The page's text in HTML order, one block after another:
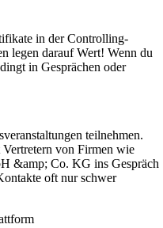
in der Controlling-
legen darauf Wert! Wenn du
in Gesprächen oder
teilnehmen.
von Firmen wie
&amp; Co. KG ins Gespräch
oft nur schwer